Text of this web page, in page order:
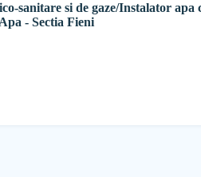
sanitare si de gaze/Instalator apa
- Sectia Fieni